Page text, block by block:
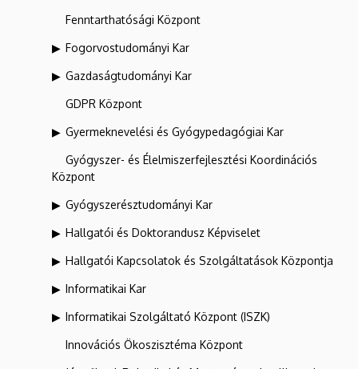
Fenntarthatósági Központ
Fogorvostudományi Kar
Gazdaságtudományi Kar
GDPR Központ
Gyermeknevelési és Gyógypedagógiai Kar
Gyógyszer- és Élelmiszerfejlesztési Koordinációs
Központ
Gyógyszerésztudományi Kar
Hallgatói és Doktorandusz Képviselet
Hallgatói Kapcsolatok és Szolgáltatások Központja
Informatikai Kar
Informatikai Szolgáltató Központ (ISZK)
Innovációs Ökoszisztéma Központ